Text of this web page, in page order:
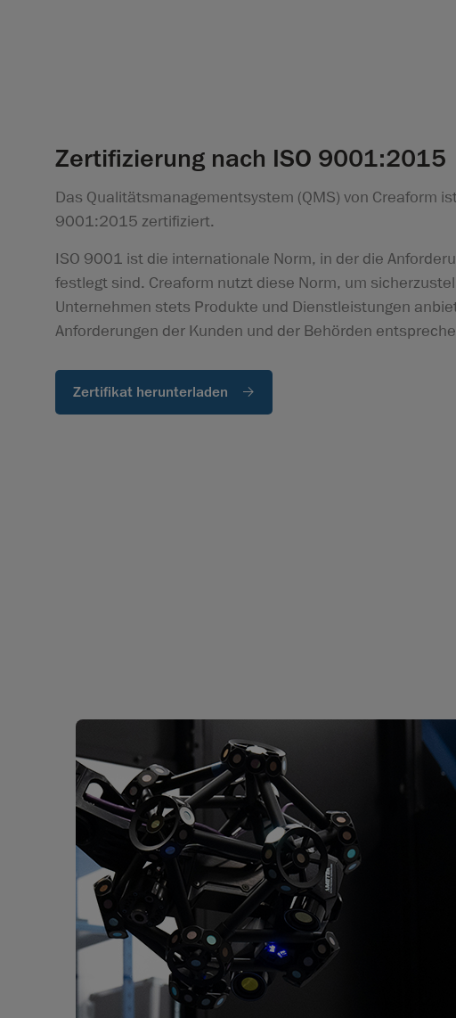
Zertifizierung nach ISO 9001:2015
Das Qualitätsmanagementsystem (QMS) von Creaform
9001:2015 zertifiziert.
ISO 9001 ist die internationale Norm, in der die
festlegt sind. Creaform nutzt diese Norm, um
Unternehmen stets Produkte und Dienstleistungen
Anforderungen der Kunden und der Behörden
Zertifikat herunterladen